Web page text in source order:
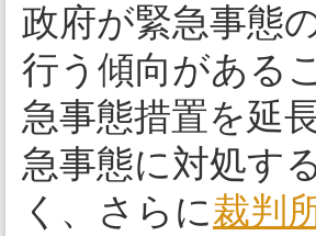
政府が緊急事態
行う傾向がある
急事態措置を延
急事態に対処す
く、さらに裁判